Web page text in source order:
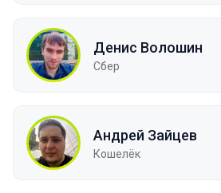
Денис Волошин
Сбер
Андрей Зайцев
Кошелёк